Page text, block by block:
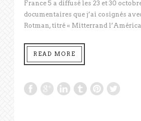
France 5 a diffusé les 23 et 30
documentaires que j’ai cosignés
Rotman, titré « Mitterrand
READ MORE